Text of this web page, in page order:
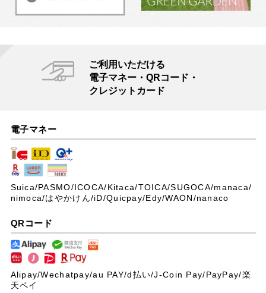
ご利用いただける
電子マネー・QRコード・
クレジットカード
電子マネー
Suica/PASMO/ICOCA/Kitaca/TOICA/SUGOCA/manaca/
nimoca/はやかけん/iD/Quicpay/Edy/WAON/nanaco
QRコード
Alipay/Wechatpay/au PAY/d払い/J-Coin Pay/PayPay/楽
天ペイ